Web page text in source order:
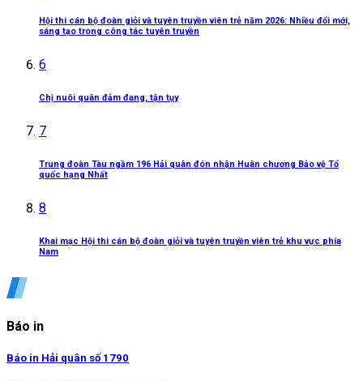
Hội thi cán bộ đoàn giỏi và tuyên truyền viên trẻ năm 2026: Nhiều đổi mới,
sáng tạo trong công tác tuyên truyền
6
Chị nuôi quân đảm đang, tận tụy
7
Trung đoàn Tàu ngầm 196 Hải quân đón nhận Huân chương Bảo vệ Tổ
quốc hạng Nhất
8
Khai mạc Hội thi cán bộ đoàn giỏi và tuyên truyền viên trẻ khu vực phía
Nam
Báo in
Báo in Hải quân số 1790